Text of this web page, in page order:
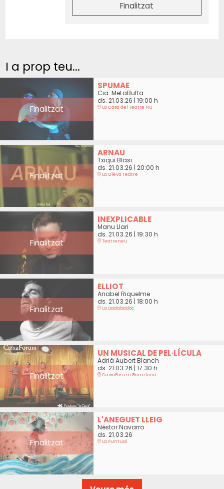
Finalitzat
I a prop teu...
Finalitzat
SPUMAE
Cia. MeLaBuffa
ds. 21.03.26 19:00 h
La Casa del Teatre Nu
Finalitzat
ARNAU
Txiqui Blasi
ds. 21.03.26 | 20:00 h
La Gleva Teatre
Finalitzat
INEXPLICABLE
Manu Llari
ds. 21.03.26 | 19:30 h
Teatreneu
Finalitzat
ELLIOT
Anabel Riquelme
ds. 21.03.26 | 18:00 h
La Badabadoc
Finalitzat
UN MUSICAL DE PEL·LÍCULA
Adrià Aubert Blanch
ds. 21.03.26 | 17:30 h
CaixaForum Barcelona
Finalitzat
L'ANEGUET LLEIG
Néstor Navarro
ds. 21.03.26
La Puntual